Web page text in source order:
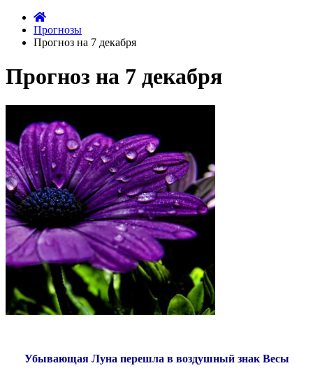
Прогнозы
Прогноз на 7 декабря
Прогноз на 7 декабря
Убывающая Луна перешла в воздушный знак Весы